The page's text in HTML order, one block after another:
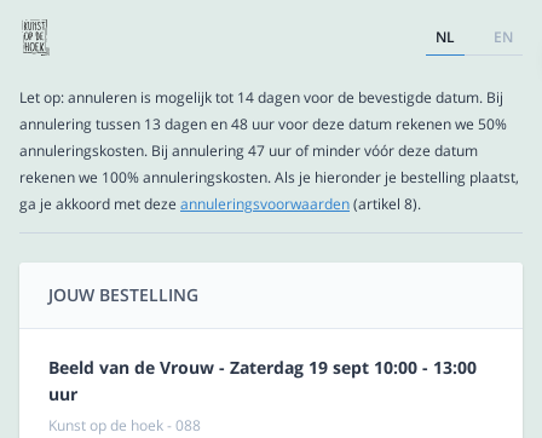
NL EN
Let op: annuleren is mogelijk tot 14 dagen voor de bevestigde datum. Bij
annulering tussen 13 dagen en 48 uur voor deze datum rekenen we 50%
annuleringskosten. Bij annulering 47 uur of minder vóór deze datum
rekenen we 100% annuleringskosten. Als je hieronder je bestelling plaatst,
ga je akkoord met deze annuleringsvoorwaarden(artikel 8).
JOUW BESTELLING
Beeld van de Vrouw - Zaterdag 19 sept 10:00 - 13:00
uur
Kunst op de hoek - 088